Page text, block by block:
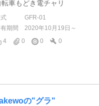
転車もどき電チャリ
GFR-01
期間
2020年10月19日～
4
0 0 0
の"グラ"